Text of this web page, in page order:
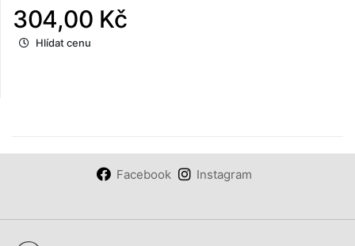
304,00 Kč
Hlídat cenu
Facebook Instagram